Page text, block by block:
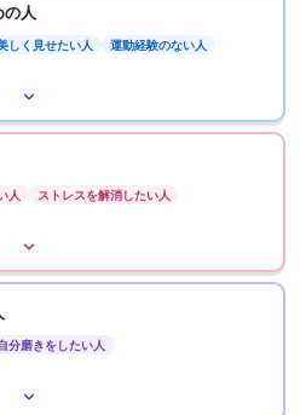
人
しく見せたい人 運動経験のない人
人 ストレスを解消したい人
分磨きをしたい人